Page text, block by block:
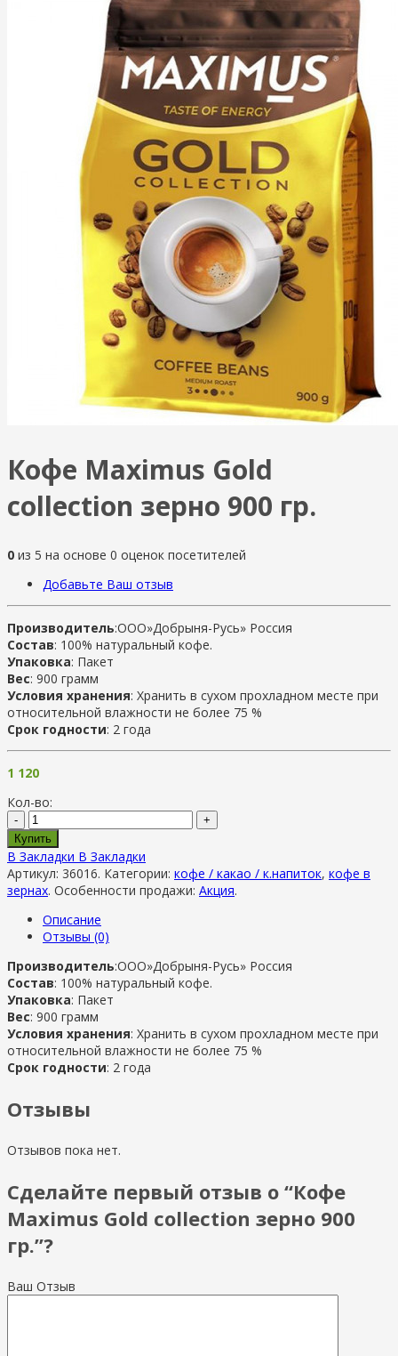
Кофе Maximus Gold
collection зерно 900 гр.
0 из 5 на основе 0 оценок посетителей
Добавьте Ваш отзыв
Производитель:ООО»Добрыня-Русь» Россия
Состав: 100% натуральный кофе.
Упаковка: Пакет
Вес: 900 грамм
Условия хранения: Хранить в сухом прохладном месте при
относительной влажности не более 75 %
Срок годности: 2 года
1 120
Кол-во:
-
+
Купить
В Закладки В Закладки
Артикул: 36016. Категории: кофе / какао / к.напиток, кофе в
зернах. Особенности продажи: Акция.
Описание
Отзывы (0)
Производитель:ООО»Добрыня-Русь» Россия
Состав: 100% натуральный кофе.
Упаковка: Пакет
Вес: 900 грамм
Условия хранения: Хранить в сухом прохладном месте при
относительной влажности не более 75 %
Срок годности: 2 года
Отзывы
Отзывов пока нет.
Сделайте первый отзыв о “Кофе
Maximus Gold collection зерно 900
гр.”?
Ваш Отзыв